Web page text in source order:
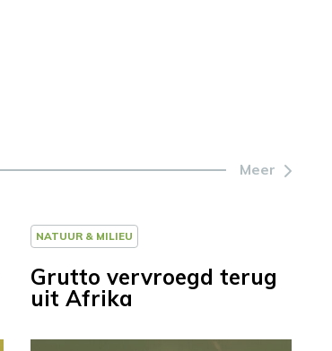
Meer
NATUUR & MILIEU
Grutto vervroegd terug
uit Afrika